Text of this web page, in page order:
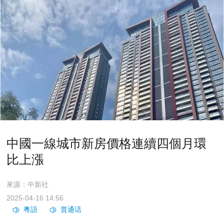
中國一線城市新房價格連續四個月環
比上漲
來源：中新社
2025-04-16 14:56